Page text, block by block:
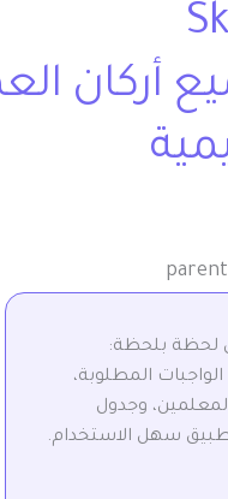
أركان
لحظة بلحظة:
الواجبات المطلوبة،
وجدول
سهل الاستخدام.